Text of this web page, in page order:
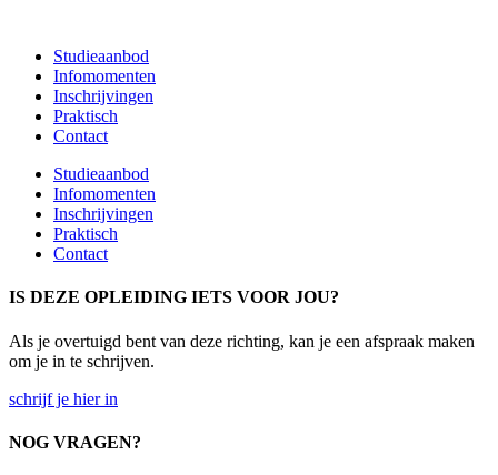
inhoud
Studieaanbod
Infomomenten
Inschrijvingen
Praktisch
Contact
Studieaanbod
Infomomenten
Inschrijvingen
Praktisch
Contact
IS DEZE OPLEIDING IETS VOOR JOU?
Als je overtuigd bent van deze richting, kan je een afspraak maken
om je in te schrijven.
schrijf je hier in
NOG VRAGEN?